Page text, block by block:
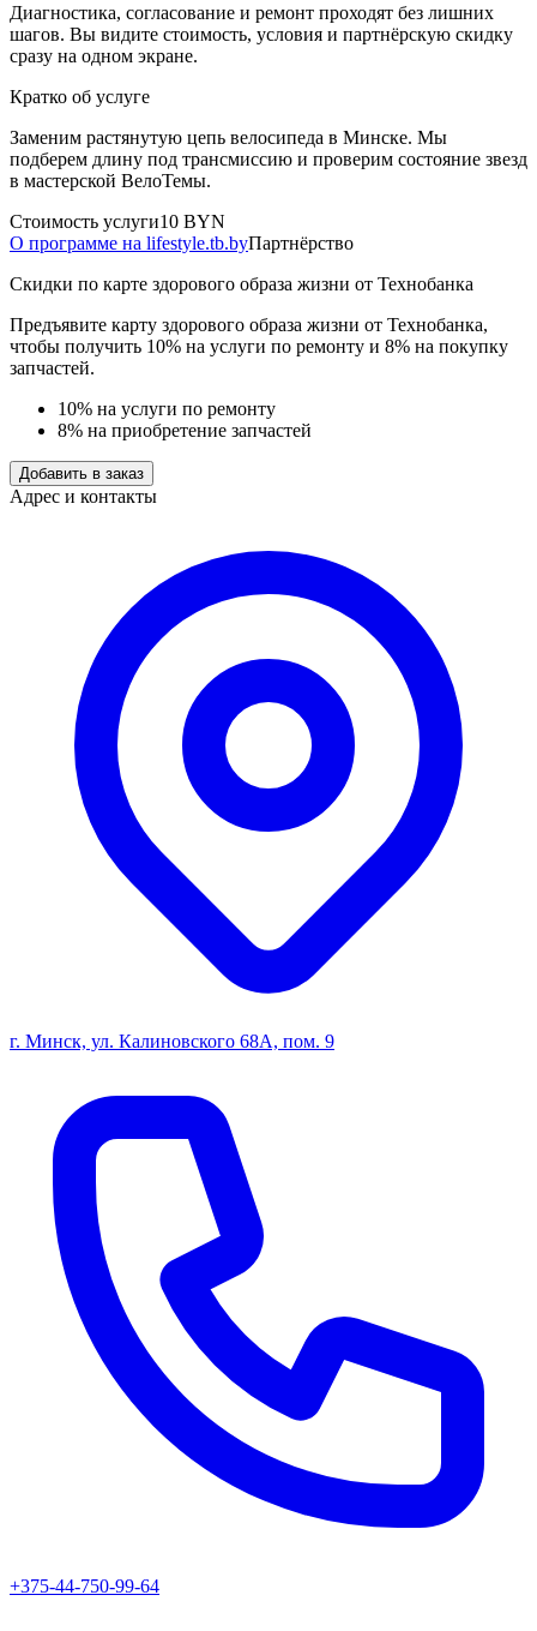
Диагностика, согласование и ремонт проходят без лишних
шагов. Вы видите стоимость, условия и партнёрскую скидку
сразу на одном экране.
Кратко об услуге
Заменим растянутую цепь велосипеда в Минске. Мы
подберем длину под трансмиссию и проверим состояние звезд
в мастерской ВелоТемы.
Стоимость услуги10 BYN
О программе на lifestyle.tb.byПартнёрство
Скидки по карте здорового образа жизни от Технобанка
Предъявите карту здорового образа жизни от Технобанка,
чтобы получить 10% на услуги по ремонту и 8% на покупку
запчастей.
10% на услуги по ремонту
8% на приобретение запчастей
Добавить в заказ
Адрес и контакты
г. Минск, ул. Калиновского 68А, пом. 9
+375-44-750-99-64